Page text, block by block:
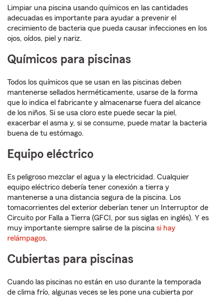
Limpiar una piscina usando químicos en las cantidades
adecuadas es importante para ayudar a prevenir el
crecimiento de bacteria que pueda causar infecciones en los
ojos, oídos, piel y nariz.
Químicos para piscinas
Todos los químicos que se usan en las piscinas deben
mantenerse sellados herméticamente, usarse de la forma
que lo indica el fabricante y almacenarse fuera del alcance
de los niños. Si se usa cloro este puede secar la piel,
exacerbar el asma y, si se consume, puede matar la bacteria
buena de tu estómago.
Equipo eléctrico
Es peligroso mezclar el agua y la electricidad. Cualquier
equipo eléctrico debería tener conexión a tierra y
mantenerse a una distancia segura de la piscina. Los
tomacorrientes del exterior deberían tener un Interruptor de
Circuito por Falla a Tierra (GFCI, por sus siglas en inglés). Y es
muy importante siempre salirse de la piscina si hay
relámpagos.
Cubiertas para piscinas
Cuando las piscinas no están en uso durante la temporada
de clima frío, algunas veces se les pone una cubierta por